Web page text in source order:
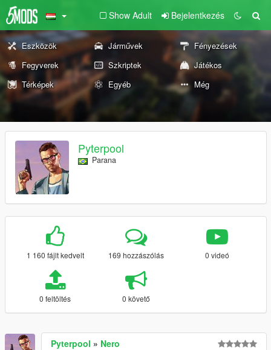
Show Adult Bejelentkezés
Eszközök Járművek
Fényezések
Fegyverek
Szkriptek
Játékos
Térképek
Egyéb Még
Pyterpool
Parana
1 160 fájlt kedvelt 169 hozzászólás 0 videó
0 feltöltés 0 követő
Pyterpool » Nero